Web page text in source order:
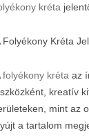
kréta
Folyékony Kréta
folyékony kréta az
kreatív
mint az
a tartalom